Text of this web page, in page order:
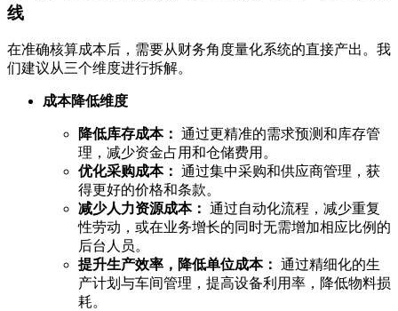
线
在准确核算成本后，需要从财务角度量化系统的直接产出。我
们建议从三个维度进行拆解。
成本降低维度
降低库存成本： 通过更精准的需求预测和库存管
理，减少资金占用和仓储费用。
优化采购成本： 通过集中采购和供应商管理，获
得更好的价格和条款。
减少人力资源成本： 通过自动化流程，减少重复
性劳动，或在业务增长的同时无需增加相应比例的
后台人员。
提升生产效率，降低单位成本： 通过精细化的生
产计划与车间管理，提高设备利用率，降低物料损
耗。